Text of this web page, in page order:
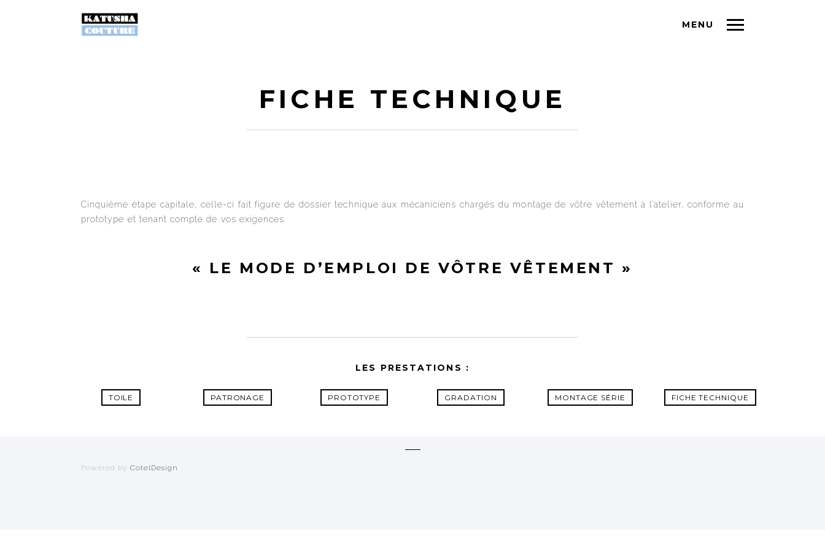
MENU
FICHE TECHNIQUE
Cinquième étape capitale, celle-ci fait figure de dossier technique aux mécaniciens chargés du montage de vôtre vêtement à l’atelier, conforme au
prototype et tenant compte de vos exigences.
« LE MODE D’EMPLOI DE VÔTRE VÊTEMENT »
LES PRESTATIONS :
TOILE PATRONAGE PROTOTYPE GRADATION MONTAGE SÉRIE FICHE TECHNIQUE
Powered by CotelDesign